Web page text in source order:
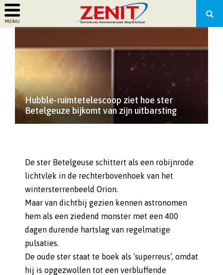
PRIMARY
MENU
Hubble-ruimtetelescoop ziet hoe ster
Betelgeuze bijkomt van zijn uitbarsting
De ster Betelgeuse schittert als een robijnrode
lichtvlek in de rechterbovenhoek van het
wintersterrenbeeld Orion.
Maar van dichtbij gezien kennen astronomen
hem als een ziedend monster met een 400
dagen durende hartslag van regelmatige
pulsaties.
De oude ster staat te boek als ‘superreus’, omdat
hij is opgezwollen tot een verbluffende